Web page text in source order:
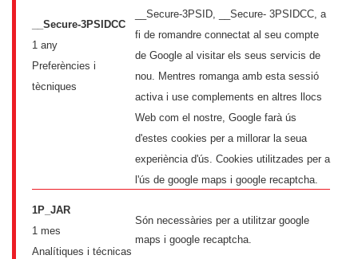
__Secure-3PSIDCC
1 any
Preferències i
tècniques
__Secure-3PSID, __Secure- 3PSIDCC, a
fi de romandre connectat al seu compte
de Google al visitar els seus servicis de
nou. Mentres romanga amb esta sessió
activa i use complements en altres llocs
Web com el nostre, Google farà ús
d'estes cookies per a millorar la seua
experiència d'ús. Cookies utilitzades per a
l'ús de google maps i google recaptcha.
1P_JAR
1 mes
Analítiques i técnicas
Són necessàries per a utilitzar google
maps i google recaptcha.